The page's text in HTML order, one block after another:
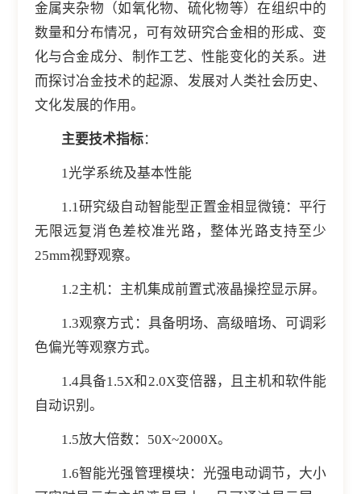
金属夹杂物（如氧化物、硫化物等）在组织中的
数量和分布情况，可有效研究合金相的形成、变
化与合金成分、制作工艺、性能变化的关系。进
而探讨冶金技术的起源、发展对人类社会历史、
文化发展的作用。
主要技术指标：
1光学系统及基本性能
1.1研究级自动智能型正置金相显微镜：平行
无限远复消色差校准光路，整体光路支持至少
25mm视野观察。
1.2主机：主机集成前置式液晶操控显示屏。
1.3观察方式：具备明场、高级暗场、可调彩
色偏光等观察方式。
1.4具备1.5X和2.0X变倍器，且主机和软件能
自动识别。
1.5放大倍数：50X~2000X。
1.6智能光强管理模块：光强电动调节，大小